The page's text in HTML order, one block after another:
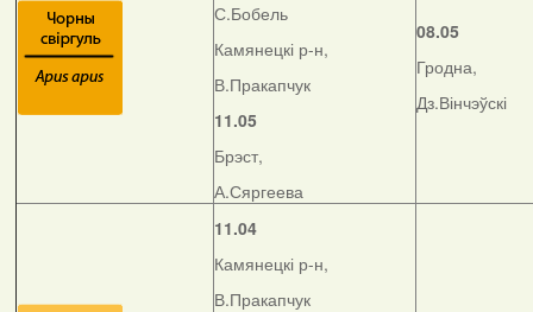
С.Бобель
Камянецкі р-н,
В.Пракапчук
11.05
Брэст,
А.Сяргеева
08.05
Гродна,
Дз.Вінчэўскі
11.04
Камянецкі р-н,
В.Пракапчук